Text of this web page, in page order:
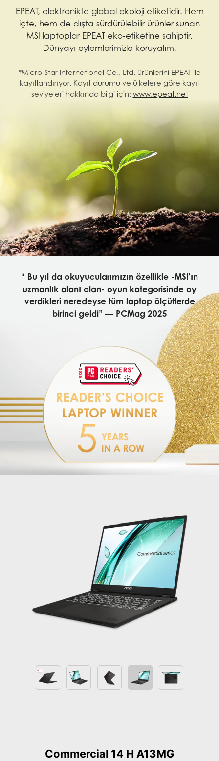
EPEAT, elektronikte global ekoloji etiketidir. Hem
içte, hem de dışta sürdürülebilir ürünler sunan
MSI laptoplar EPEAT eko-etiketine sahiptir.
Dünyayı eylemlerimizle koruyalım.
*Micro-Star International Co., Ltd. ürünlerini EPEAT ile
kayıtlandırıyor. Kayıt durumu ve ülkelere göre kayıt
seviyeleri hakkında bilgi için: www.epeat.net
“ Bu yıl da okuyucularımızın özellikle -MSI'ın
uzmanlık alanı olan- oyun kategorisinde oy
verdikleri neredeyse tüm laptop ölçütlerde
birinci geldi” — PCMag 2025
Commercial 14 H A13MG